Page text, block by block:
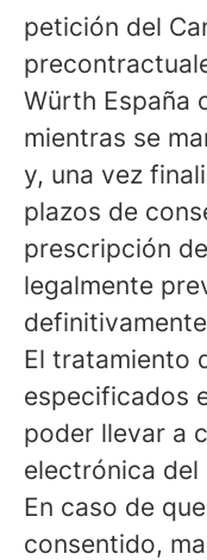
petición del
Würth España
mientras se
y, una vez
plazos de
prescripción
legalmente
El tratamiento
especificados
poder llevar a
electrónica
En caso de
consentido,